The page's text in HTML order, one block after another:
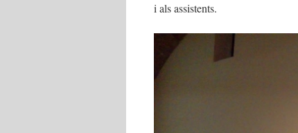
i als assistents.